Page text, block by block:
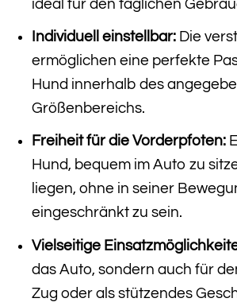
ideal für den täglichen
Individuell einstellbar:Die
ermöglichen eine perfekte
Hund innerhalb des
Größenbereichs.
Freiheit für die Vorderpfoten:
Hund, bequem im Auto zu
liegen, ohne in seiner
eingeschränkt zu sein.
Vielseitige
das Auto, sondern auch für
Zug oder als stützendes